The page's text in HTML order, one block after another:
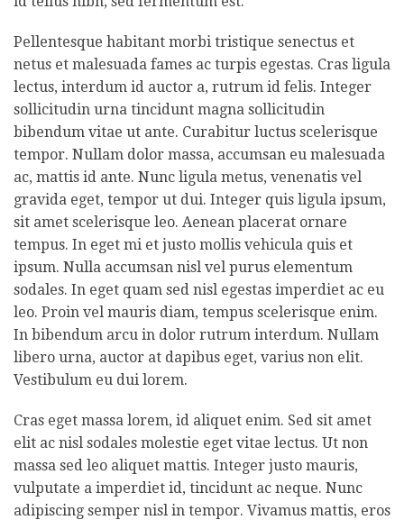
Pellentesque habitant morbi tristique senectus et
netus et malesuada fames ac turpis egestas. Cras ligula
lectus, interdum id auctor a, rutrum id felis. Integer
sollicitudin urna tincidunt magna sollicitudin
bibendum vitae ut ante. Curabitur luctus scelerisque
tempor. Nullam dolor massa, accumsan eu malesuada
ac, mattis id ante. Nunc ligula metus, venenatis vel
gravida eget, tempor ut dui. Integer quis ligula ipsum,
sit amet scelerisque leo. Aenean placerat ornare
tempus. In eget mi et justo mollis vehicula quis et
ipsum. Nulla accumsan nisl vel purus elementum
sodales. In eget quam sed nisl egestas imperdiet ac eu
leo. Proin vel mauris diam, tempus scelerisque enim.
In bibendum arcu in dolor rutrum interdum. Nullam
libero urna, auctor at dapibus eget, varius non elit.
Vestibulum eu dui lorem.
Cras eget massa lorem, id aliquet enim. Sed sit amet
elit ac nisl sodales molestie eget vitae lectus. Ut non
massa sed leo aliquet mattis. Integer justo mauris,
vulputate a imperdiet id, tincidunt ac neque. Nunc
adipiscing semper nisl in tempor. Vivamus mattis, eros